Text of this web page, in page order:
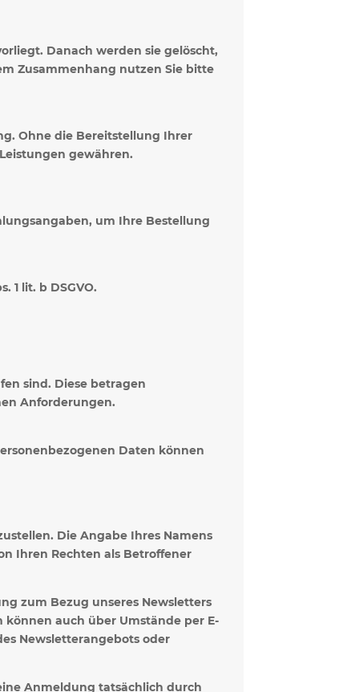
Danach werden sie gelöscht,
Zusammenhang nutzen Sie bitte
Ohne die Bereitstellung Ihrer
gewähren.
um Ihre Bestellung
1 lit. b DSGVO.
sind. Diese betragen
Anforderungen.
Daten können
Die Angabe Ihres Namens
Ihren Rechten als Betroffener
zum Bezug unseres Newsletters
auch über Umstände per E-
Newsletterangebots oder
Anmeldung tatsächlich durch